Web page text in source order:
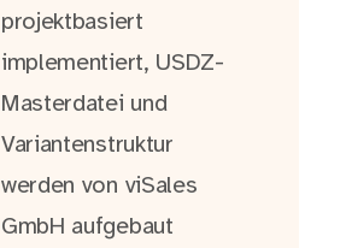
projektbasiert
implementiert, USDZ-
Masterdatei und
Variantenstruktur
werden von viSales
GmbH aufgebaut